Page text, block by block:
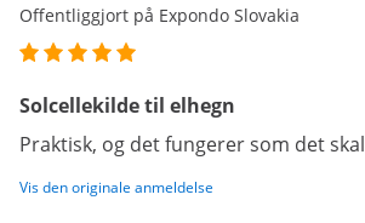
Offentliggjort på Expondo Slovakia
Solcellekilde til elhegn
Praktisk, og det fungerer som det skal
Vis den originale anmeldelse